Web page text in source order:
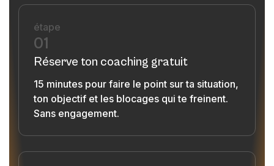
étape
01
Réserve ton coaching gratuit
15 minutes pour faire le point sur ta situation,
ton objectif et les blocages qui te freinent.
Sans engagement.